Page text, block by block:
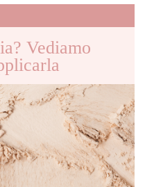
Vediamo